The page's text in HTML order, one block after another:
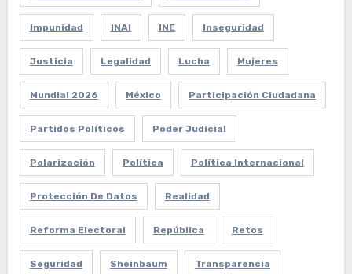
Impunidad INAI INE Inseguridad
Justicia Legalidad Lucha Mujeres
Mundial 2026 México Participación Ciudadana
Partidos Políticos Poder Judicial
Polarización Política Política Internacional
Protección De Datos Realidad
Reforma Electoral República Retos
Seguridad Sheinbaum Transparencia